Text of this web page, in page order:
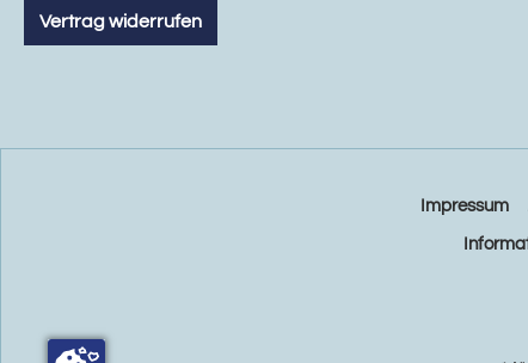
Vertrag widerrufen
Impressum